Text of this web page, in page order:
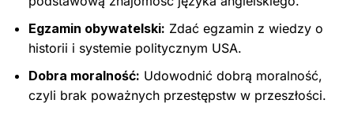
Egzamin obywatelski: Zdać egzamin z wiedzy o
historii i systemie politycznym USA.
Dobra moralność: Udowodnić dobrą moralność,
czyli brak poważnych przestępstw w przeszłości.